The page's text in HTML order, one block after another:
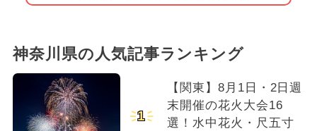
神奈川県の人気記事ランキング
1
【関東】8月1日・2日週
末開催の花火大会16
選！水中花火・尺五寸